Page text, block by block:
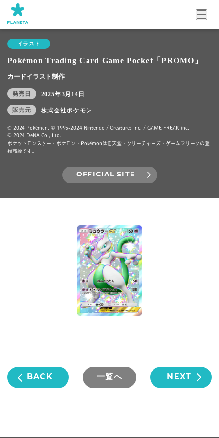
イラスト
Pokémon Trading Card Game Pocket「PROMO」
カードイラスト制作
発売日 2025年3月14日
販売元 株式会社ポケモン
© 2024 Pokémon. © 1995-2024 Nintendo / Creatures Inc. / GAME FREAK inc.
© 2024 DeNA Co., Ltd.
ポケットモンスター・ポケモン・Pokémonは任天堂・クリーチャーズ・ゲームフリークの登
録商標です。
OFFICIAL SITE
BACK 一覧へ NEXT